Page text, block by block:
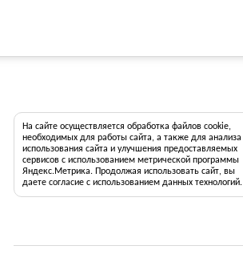
На сайте осуществляется обработка файлов cookie,
необходимых для работы сайта, а также для анализа
использования сайта и улучшения предоставляемых
сервисов с использованием метрической программы
Яндекс.Метрика. Продолжая использовать сайт, вы
даете согласие с использованием данных технологий.